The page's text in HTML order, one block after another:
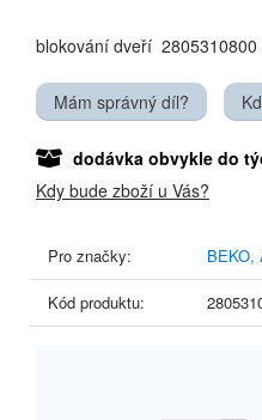
blokování dveří 2805310800
Mám správný díl?
dodávka obvykle do
Kdy bude zboží u Vás?
Pro značky: BEKO,
Kód produktu: